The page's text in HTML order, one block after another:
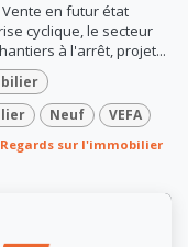
en futur état
cyclique, le secteur
à l'arrêt, projet...
Neuf VEFA
Regards sur l'immobilier